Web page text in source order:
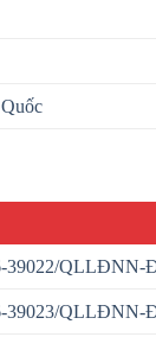
39022/
39023/